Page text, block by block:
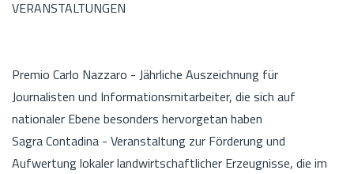
VERANSTALTUNGEN
Premio Carlo Nazzaro - Jährliche Auszeichnung für
Journalisten und Informationsmitarbeiter, die sich auf
nationaler Ebene besonders hervorgetan haben
Sagra Contadina - Veranstaltung zur Förderung und
Aufwertung lokaler landwirtschaftlicher Erzeugnisse, die im